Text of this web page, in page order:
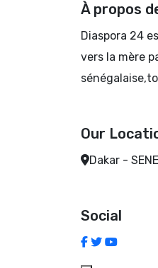
À propos
Diaspora 24
vers la mère
Our
Dakar -
Social